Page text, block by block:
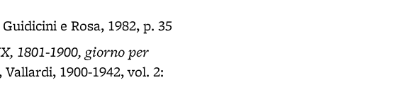
e Rosa, 1982, p. 35
1801-1900, giorno per
1900-1942, vol. 2: